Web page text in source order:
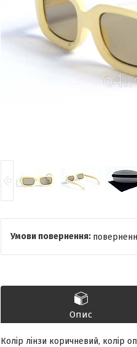
Опис
Колір лінзи коричневий, колір